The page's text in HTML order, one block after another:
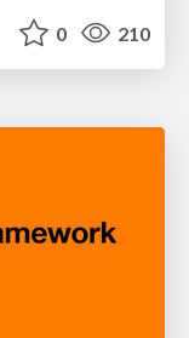
0 210